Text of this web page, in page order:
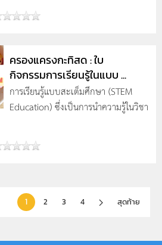
ครองแครงกะทิสด : ใบ
กิจกรรมการเรียนรู้ในแบบ ...
การเรียนรู้แบบสะเต็มศึกษา (STEM
Education) ซึ่งเป็นการนำความรู้ในวิชา
1 2 3 4 สุดท้าย